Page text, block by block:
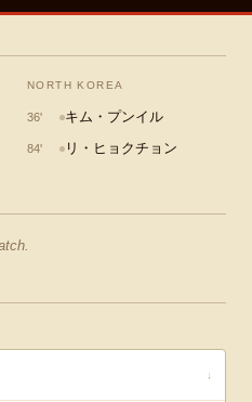
NORTH KOREA
36' キム・プンイル
84' リ・ヒョクチョン
↓